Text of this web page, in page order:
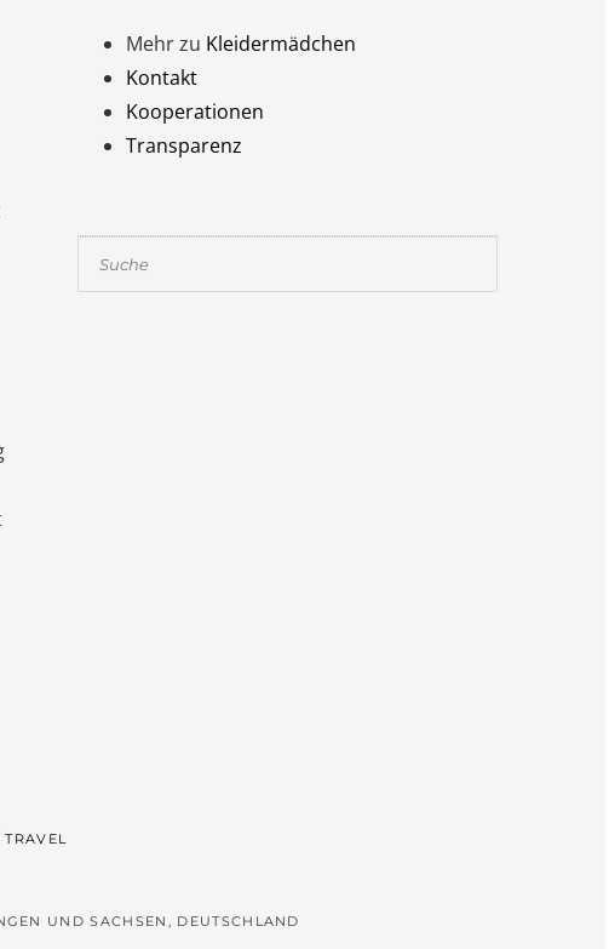
Mehr zu Kleidermädchen
Kontakt
Kooperationen
Transparenz
Suchen
TRAVEL
UND SACHSEN, DEUTSCHLAND